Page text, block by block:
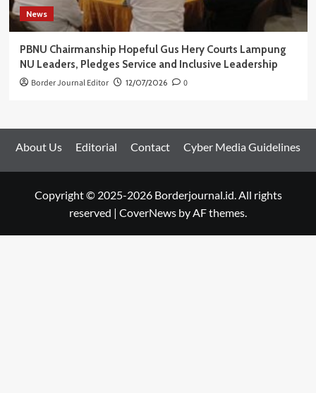
News
PBNU Chairmanship Hopeful Gus Hery Courts Lampung
NU Leaders, Pledges Service and Inclusive Leadership
Border Journal Editor 12/07/2026 0
About Us Editorial Contact Cyber Media Guidelines
Copyright © 2025-2026 Borderjournal.id. All rights
reserved | CoverNews by AF themes.